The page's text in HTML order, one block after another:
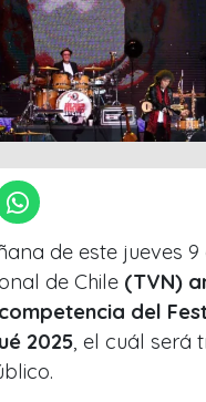
de este jueves 9
de Chile (TVN)
del
2025, el cuál será